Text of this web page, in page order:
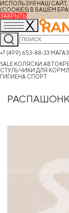
ИСПОЛЬЗУЯ НАШ
(COOKIES) В ВАШЕМ
ЗАКРЫТЬ
+7 (499) 653-88-33
SALE КОЛЯСКИ
СТУЛЬЧИКИ ДЛЯ
ГИГИЕНА СПОРТ
РАСПАШОНКА